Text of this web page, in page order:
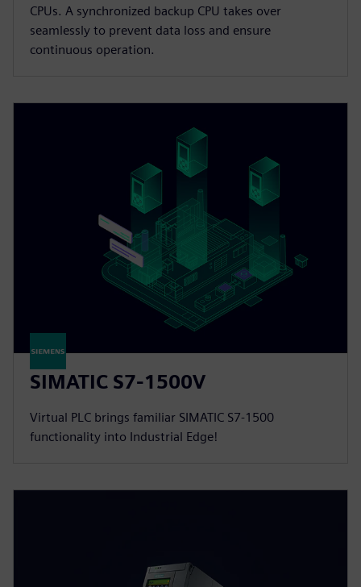
CPUs. A synchronized backup CPU takes over
seamlessly to prevent data loss and ensure
continuous operation.
SIMATIC S7-1500V
Virtual PLC brings familiar SIMATIC S7-1500
functionality into Industrial Edge!